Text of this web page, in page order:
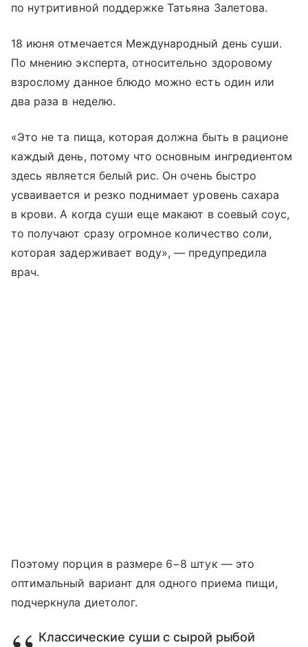
по нутритивной поддержке Татьяна Залетова.
18 июня отмечается Международный день суши.
По мнению эксперта, относительно здоровому
взрослому данное блюдо можно есть один или
два раза в неделю.
«Это не та пища, которая должна быть в рационе
каждый день, потому что основным ингредиентом
здесь является белый рис. Он очень быстро
усваивается и резко поднимает уровень сахара
в крови. А когда суши еще макают в соевый соус,
то получают сразу огромное количество соли,
которая задерживает воду», — предупредила
врач.
Поэтому порция в размере 6−8 штук — это
оптимальный вариант для одного приема пищи,
подчеркнула диетолог.
Классические суши с сырой рыбой